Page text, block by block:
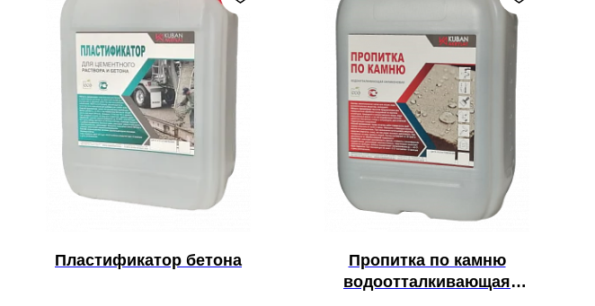
Пластификатор бетона
Пропитка по камню
водоотталкивающая